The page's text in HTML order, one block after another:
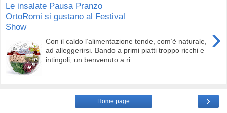
Le insalate Pausa Pranzo
OrtoRomi si gustano al Festival
Show
›
Con il caldo l’alimentazione tende, com’è naturale,
ad alleggerirsi. Bando a primi piatti troppo ricchi e
intingoli, un benvenuto a ri...
›
Home page